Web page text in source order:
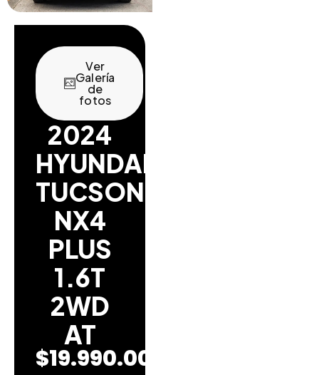
Ver
Galería
de
fotos
2024
HYUNDAI
TUCSON
NX4
PLUS
1.6T
2WD
AT
$19.990.000